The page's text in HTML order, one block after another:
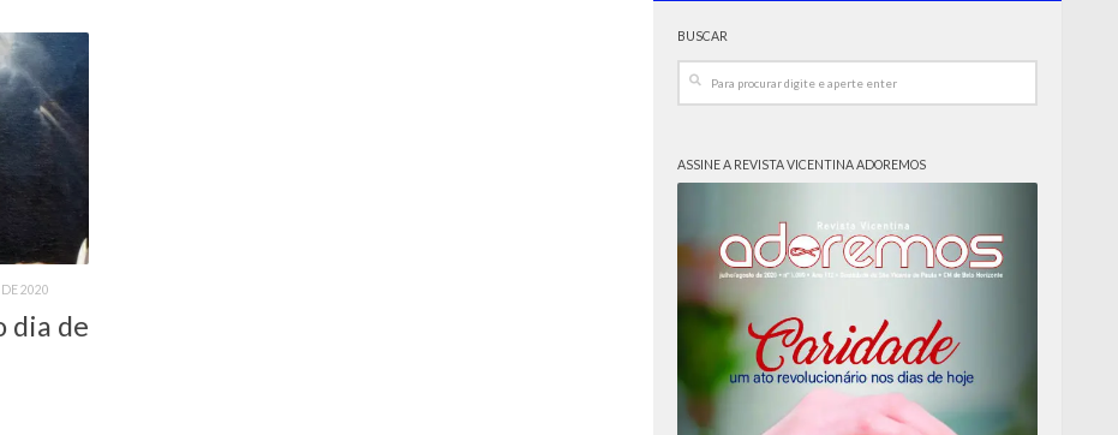
2020
dia de
BUSCAR
ASSINE A REVISTA VICENTINA ADOREMOS